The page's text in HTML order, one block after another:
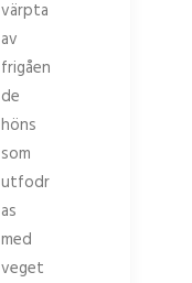
värpta
av
frigåen
de
höns
som
utfodr
as
med
veget